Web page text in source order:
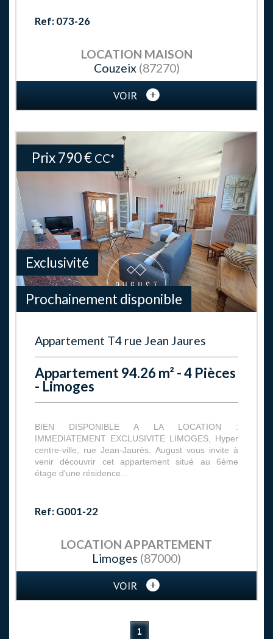
Ref: 073-26
LOCATION MAISON
Couzeix (87270)
VOIR
Prochainement disponible
Exclusivité
Prix790 € CC*
Appartement T4 rue Jean Jaures
Appartement 94.26 m² - 4 Pièces
- Limoges
BIEN DISPONIBLE A LA LOCATION :
IMMEDIATEMENT EXCLUSIVITE LIMOGES, Hyper
centre-ville, rue Jean-Jaurès, August vous invite à
venir découvrir cet appartement situé au 6ème
étage d'une résidence...
Ref: G001-22
LOCATION APPARTEMENT
Limoges (87000)
VOIR
1